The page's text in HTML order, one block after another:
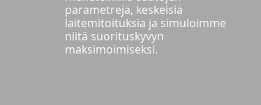
parametrejä, keskeisiä
laitemitoituksia ja simuloimme
niitä suorituskyvyn
maksimoimiseksi.